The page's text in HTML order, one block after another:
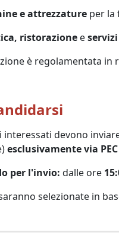
e attrezzature per la
ristorazione eservizi
è regolamentata in
interessati devono
esclusivamente via PEC
per l'invio: dalle ore
selezionate in